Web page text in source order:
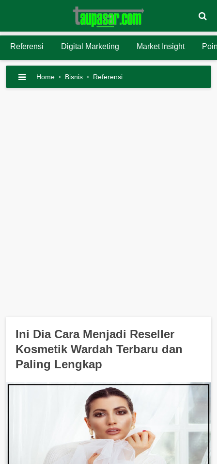
Referensi Digital Marketing Market Insight
Home › Bisnis › Referensi
Ini Dia Cara Menjadi Reseller
Kosmetik Wardah Terbaru dan
Paling Lengkap